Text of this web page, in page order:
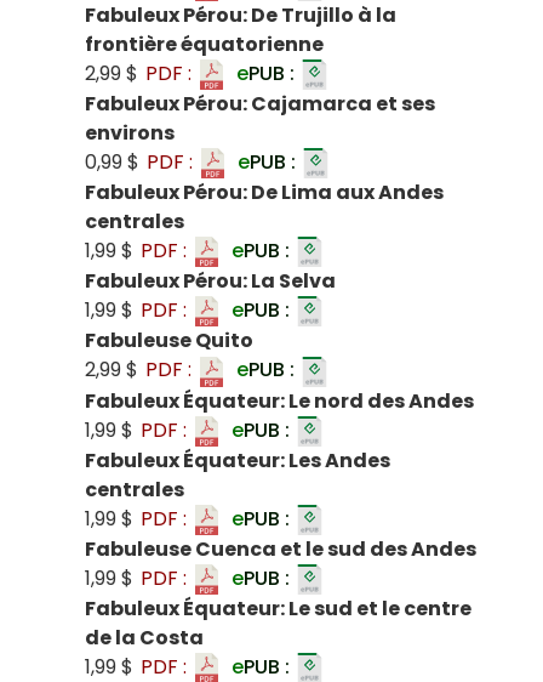
Fabuleux Pérou: De Trujillo à la
frontière équatorienne
2,99 $ PDF : ePUB :
Fabuleux Pérou: Cajamarca et ses
environs
0,99 $ PDF : ePUB :
Fabuleux Pérou: De Lima aux Andes
centrales
1,99 $ PDF : ePUB :
Fabuleux Pérou: La Selva
1,99 $ PDF : ePUB :
Fabuleuse Quito
2,99 $ PDF : ePUB :
Fabuleux Équateur: Le nord des Andes
1,99 $ PDF : ePUB :
Fabuleux Équateur: Les Andes
centrales
1,99 $ PDF : ePUB :
Fabuleuse Cuenca et le sud des Andes
1,99 $ PDF : ePUB :
Fabuleux Équateur: Le sud et le centre
de la Costa
1,99 $ PDF : ePUB :